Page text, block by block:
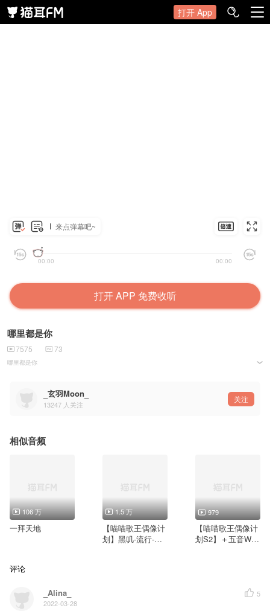
打开 App
来点弹幕吧~
00:00 00:00
打开 APP 免费收听
哪里都是你
7575 73
哪里都是你
_玄羽Moon_
13247 人关注
关注
相似音频
106 万
一拜天地
1.5 万
【喵喵歌王偶像计
划】黑叽-流行-
979
【喵喵歌王偶像计
划S2】＋五音Win
评论
_Alina_
2022-03-28
5